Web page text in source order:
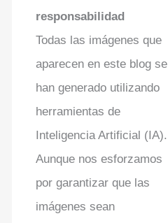
responsabilidad
Todas las imágenes que
aparecen en este blog se
han generado utilizando
herramientas de
Inteligencia Artificial (IA).
Aunque nos esforzamos
por garantizar que las
imágenes sean